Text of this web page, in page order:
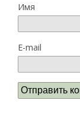
Имя
E-mail